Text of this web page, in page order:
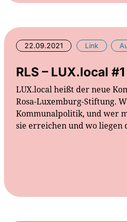
22.09.2021 Link
RLS – LUX.local #1
LUX.local heißt der neue
Rosa-Luxemburg-Stiftung.
Kommunalpolitik, und wer
sie erreichen und wo liegen